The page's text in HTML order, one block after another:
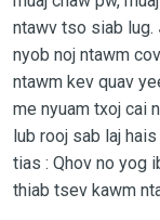
ntawv tso siab lug.
nyob noj ntawm
ntawm kev quav
me nyuam txoj cai
lub rooj sab laj
tias : Qhov no yog
thiab tsev kawm